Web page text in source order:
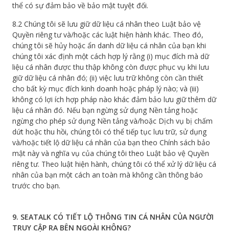
thể có sự đảm bảo về bảo mật tuyệt đối.
8.2 Chúng tôi sẽ lưu giữ dữ liệu cá nhân theo Luật bảo vệ
Quyền riêng tư và/hoặc các luật hiện hành khác. Theo đó,
chúng tôi sẽ hủy hoặc ẩn danh dữ liệu cá nhân của bạn khi
chúng tôi xác định một cách hợp lý rằng (i) mục đích mà dữ
liệu cá nhân được thu thập không còn được phục vụ khi lưu
giữ dữ liệu cá nhân đó; (ii) việc lưu trữ không còn cần thiết
cho bất kỳ mục đích kinh doanh hoặc pháp lý nào; và (iii)
không có lợi ích hợp pháp nào khác đảm bảo lưu giữ thêm dữ
liệu cá nhân đó. Nếu bạn ngừng sử dụng Nền tảng hoặc
ngừng cho phép sử dụng Nền tảng và/hoặc Dịch vụ bị chấm
dứt hoặc thu hồi, chúng tôi có thể tiếp tục lưu trữ, sử dụng
và/hoặc tiết lộ dữ liệu cá nhân của bạn theo Chính sách bảo
mật này và nghĩa vụ của chúng tôi theo Luật bảo vệ Quyền
riêng tư. Theo luật hiện hành, chúng tôi có thể xử lý dữ liệu cá
nhân của bạn một cách an toàn mà không cần thông báo
trước cho bạn.
9. SEATALK CÓ TIẾT LỘ THÔNG TIN CÁ NHÂN CỦA NGƯỜI
TRUY CẬP RA BÊN NGOÀI KHÔNG?